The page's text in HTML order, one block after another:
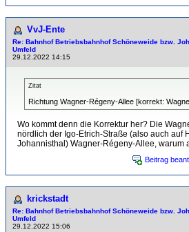
VvJ-Ente
Re: Bahnhof Betriebsbahnhof Schöneweide bzw.
Umfeld
29.12.2022 14:15
Zitat
Richtung Wagner-Régeny-Allee [korrekt:
Wo kommt denn die Korrektur her? Die
nördlich der Igo-Etrich-Straße (also auch auf
Johannisthal) Wagner-Régeny-Allee, warum
Beitrag
krickstadt
Re: Bahnhof Betriebsbahnhof Schöneweide bzw.
Umfeld
29.12.2022 15:06